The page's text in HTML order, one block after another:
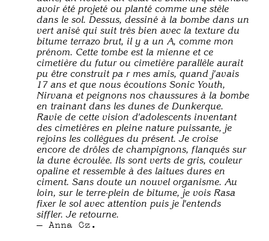
avoir été projeté ou planté comme une stèle
dans le sol. Dessus, dessiné à la bombe dans un
vert anisé qui suit très bien avec la texture du
bitume terrazo brut, il y a un A, comme mon
prénom. Cette tombe est la mienne et ce
cimetière du futur ou cimetière parallèle aurait
pu être construit pa r mes amis, quand j'avais
17 ans et que nous écoutions Sonic Youth,
Nirvana et peignons nos chaussures à la bombe
en trainant dans les dunes de Dunkerque.
Ravie de cette vision d'adolescents inventant
des cimetières en pleine nature puissante, je
rejoins les collègues du présent. Je croise
encore de drôles de champignons, flanqués sur
la dune écroulée. Ils sont verts de gris, couleur
opaline et ressemble à des laitues dures en
ciment. Sans doute un nouvel organisme. Au
loin, sur le terre-plein de bitume, je vois Rasa
fixer le sol avec attention puis je l'entends
siffler. Je retourne.
Anna Cz.